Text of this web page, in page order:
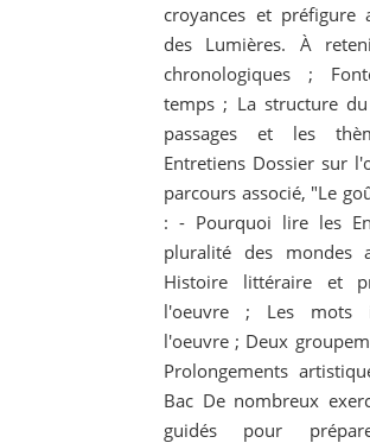
croyances et préfigure
des Lumières. À
chronologiques ;
temps ; La structure
passages et les
Entretiens Dossier sur
parcours associé, "Le
: - Pourquoi lire les
pluralité des mondes
Histoire littéraire et
l'oeuvre ; Les mots
l'oeuvre ; Deux
Prolongements
Bac De nombreux
guidés pour